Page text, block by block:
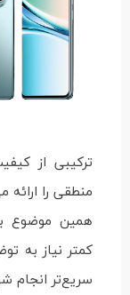
ترکیبی از
منطقی را ارائه
همین موضوع
کمتر نیاز به
سریع‌تر انجام